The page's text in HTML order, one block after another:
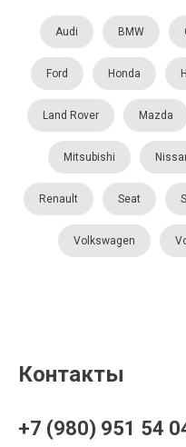
Audi BMW
Ford Honda
Land Rover Mazda
Mitsubishi
Renault Seat
Volkswagen
Контакты
+7 (980) 951 54